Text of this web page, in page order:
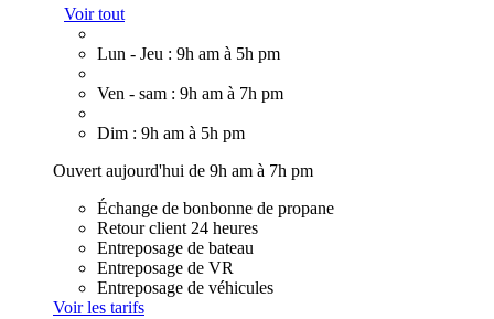
Voir tout
Lun - Jeu : 9h am à 5h pm
Ven - sam : 9h am à 7h pm
Dim : 9h am à 5h pm
Ouvert aujourd'hui de 9h am à 7h pm
Échange de bonbonne de propane
Retour client 24 heures
Entreposage de bateau
Entreposage de VR
Entreposage de véhicules
Voir les tarifs